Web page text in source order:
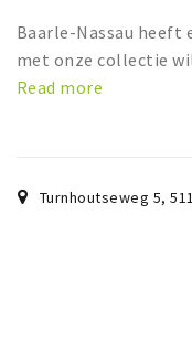
Activity
Nature
Baarle-Nassau heeft
met onze collectie
Read more
Turnhoutseweg 5,